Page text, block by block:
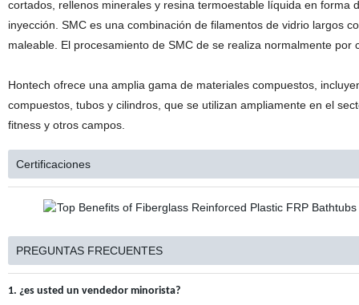
cortados, rellenos minerales y resina termoestable líquida en
inyección. SMC es una combinación de filamentos de vidrio largos
maleable. El procesamiento de SMC de se realiza normalmente por
Hontech ofrece una amplia gama de materiales compuestos,
compuestos, tubos y cilindros, que se utilizan ampliamente en el
fitness y otros campos.
Certificaciones
PREGUNTAS FRECUENTES
1. ¿es usted un vendedor minorista?